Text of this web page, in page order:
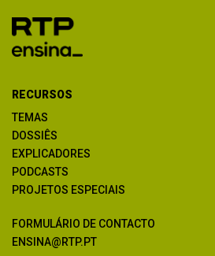
RECURSOS
TEMAS
DOSSIÊS
EXPLICADORES
PODCASTS
PROJETOS ESPECIAIS
FORMULÁRIO DE CONTACTO
ENSINA@RTP.PT